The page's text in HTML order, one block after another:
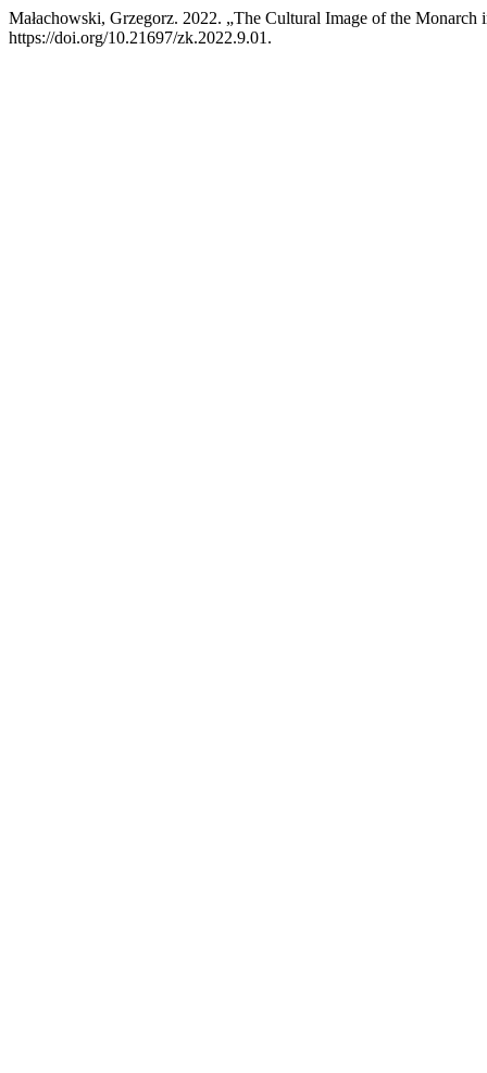
Małachowski, Grzegorz. 2022. „The Cultural Image of the Monarch
https://doi.org/10.21697/zk.2022.9.01.